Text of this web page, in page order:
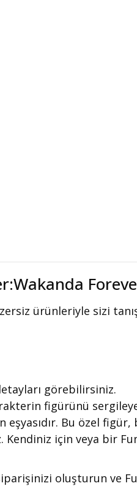
ürünleriyle sizi
görebilirsiniz.
figürünü
Bu özel
için veya bir
siparişinizi oluşturun